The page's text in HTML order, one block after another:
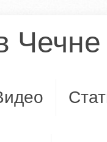
Чечне